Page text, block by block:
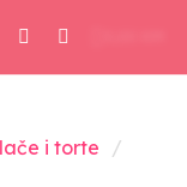
i torte